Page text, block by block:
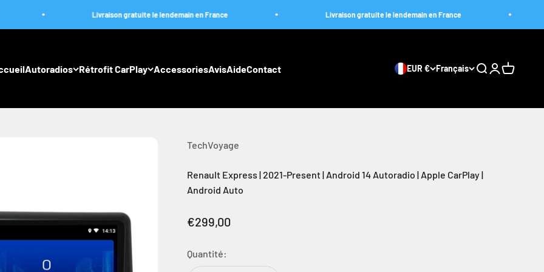
Livraison gratuite le lendemain en France Livraison gratuite le lendemain en France
Autoradios Rétrofit CarPlay AccessoriesAvisAideContact EUR € Français Ouvrir la
Ouvrir le
Voir le
TechVoyage
Renault Express | 2021-Present | Android 14 Autoradio | Apple CarPlay |
Android Auto
Prix de vente
€299,00
Quantité: